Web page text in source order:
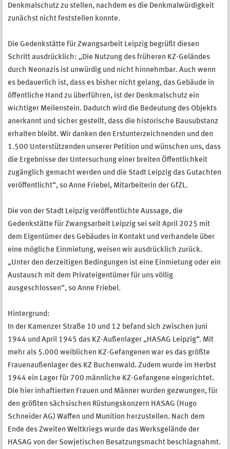
Denkmalschutz zu stellen, nachdem es die Denkmalwürdigkeit
zunächst nicht feststellen konnte.
Die Gedenkstätte für Zwangsarbeit Leipzig begrüßt diesen
Schritt ausdrücklich: „Die Nutzung des früheren KZ-Geländes
durch Neonazis ist unwürdig und nicht hinnehmbar. Auch wenn
es bedauerlich ist, dass es bisher nicht gelang, das Gebäude in
öffentliche Hand zu überführen, ist der Denkmalschutz ein
wichtiger Meilenstein. Dadurch wird die Bedeutung des Objekts
anerkannt und sicher gestellt, dass die historische Bausubstanz
erhalten bleibt. Wir danken den Erstunterzeichnenden und den
1.500 Unterstützenden unserer Petition und wünschen uns, dass
die Ergebnisse der Untersuchung einer breiten Öffentlichkeit
zugänglich gemacht werden und die Stadt Leipzig das Gutachten
veröffentlicht“, so Anne Friebel, Mitarbeiterin der GfZL.
Die von der Stadt Leipzig veröffentlichte Aussage, die
Gedenkstätte für Zwangsarbeit Leipzig sei seit April 2025 mit
dem Eigentümer des Gebäudes in Kontakt und verhandele über
eine mögliche Einmietung, weisen wir ausdrücklich zurück.
„Unter den derzeitigen Bedingungen ist eine Einmietung oder ein
Austausch mit dem Privateigentümer für uns völlig
ausgeschlossen“, so Anne Friebel.
Hintergrund:
In der Kamenzer Straße 10 und 12 befand sich zwischen Juni
1944 und April 1945 das KZ-Außenlager „HASAG Leipzig“. Mit
mehr als 5.000 weiblichen KZ-Gefangenen war es das größte
Frauenaußenlager des KZ Buchenwald. Zudem wurde im Herbst
1944 ein Lager für 700 männliche KZ-Gefangene eingerichtet.
Die hier inhaftierten Frauen und Männer wurden gezwungen, für
den größten sächsischen Rüstungskonzern HASAG (Hugo
Schneider AG) Waffen und Munition herzustellen. Nach dem
Ende des Zweiten Weltkriegs wurde das Werksgelände der
HASAG von der Sowjetischen Besatzungsmacht beschlagnahmt.